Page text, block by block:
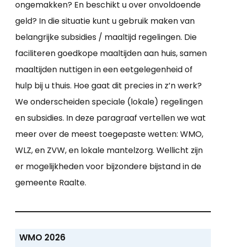
ongemakken? En beschikt u over onvoldoende
geld? In die situatie kunt u gebruik maken van
belangrijke subsidies / maaltijd regelingen. Die
faciliteren goedkope maaltijden aan huis, samen
maaltijden nuttigen in een eetgelegenheid of
hulp bij u thuis. Hoe gaat dit precies in z’n werk?
We onderscheiden speciale (lokale) regelingen
en subsidies. In deze paragraaf vertellen we wat
meer over de meest toegepaste wetten: WMO,
WLZ, en ZVW, en lokale mantelzorg. Wellicht zijn
er mogelijkheden voor bijzondere bijstand in de
gemeente Raalte.
WMO 2026